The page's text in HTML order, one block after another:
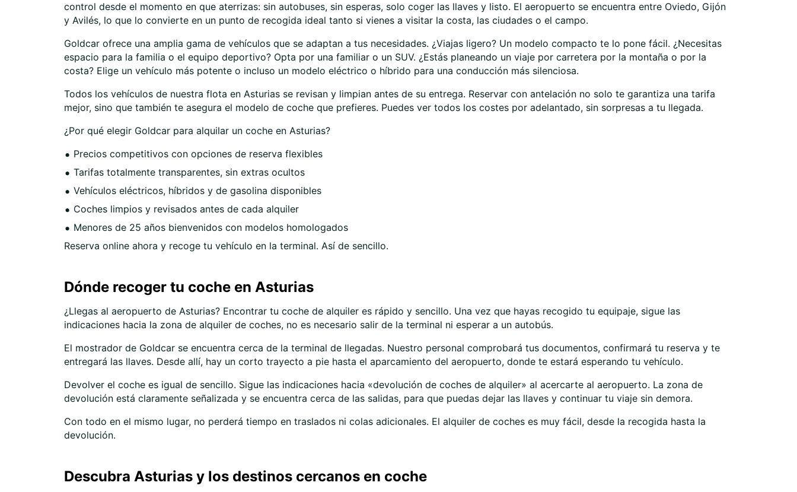
control desde el momento en que aterrizas: sin autobuses, sin esperas, solo coger las llaves y listo. El aeropuerto se encuentra entre Oviedo, Gijón
y Avilés, lo que lo convierte en un punto de recogida ideal tanto si vienes a visitar la costa, las ciudades o el campo.
Goldcar ofrece una amplia gama de vehículos que se adaptan a tus necesidades. ¿Viajas ligero? Un modelo compacto te lo pone fácil. ¿Necesitas
espacio para la familia o el equipo deportivo? Opta por una familiar o un SUV. ¿Estás planeando un viaje por carretera por la montaña o por la
costa? Elige un vehículo más potente o incluso un modelo eléctrico o híbrido para una conducción más silenciosa.
Todos los vehículos de nuestra flota en Asturias se revisan y limpian antes de su entrega. Reservar con antelación no solo te garantiza una tarifa
mejor, sino que también te asegura el modelo de coche que prefieres. Puedes ver todos los costes por adelantado, sin sorpresas a tu llegada.
¿Por qué elegir Goldcar para alquilar un coche en Asturias?
Precios competitivos con opciones de reserva flexibles
Tarifas totalmente transparentes, sin extras ocultos
Vehículos eléctricos, híbridos y de gasolina disponibles
Coches limpios y revisados antes de cada alquiler
Menores de 25 años bienvenidos con modelos homologados
Reserva online ahora y recoge tu vehículo en la terminal. Así de sencillo.
Dónde recoger tu coche en Asturias
¿Llegas al aeropuerto de Asturias? Encontrar tu coche de alquiler es rápido y sencillo. Una vez que hayas recogido tu equipaje, sigue las
indicaciones hacia la zona de alquiler de coches, no es necesario salir de la terminal ni esperar a un autobús.
El mostrador de Goldcar se encuentra cerca de la terminal de llegadas. Nuestro personal comprobará tus documentos, confirmará tu reserva y te
entregará las llaves. Desde allí, hay un corto trayecto a pie hasta el aparcamiento del aeropuerto, donde te estará esperando tu vehículo.
Devolver el coche es igual de sencillo. Sigue las indicaciones hacia «devolución de coches de alquiler» al acercarte al aeropuerto. La zona de
devolución está claramente señalizada y se encuentra cerca de las salidas, para que puedas dejar las llaves y continuar tu viaje sin demora.
Con todo en el mismo lugar, no perderá tiempo en traslados ni colas adicionales. El alquiler de coches es muy fácil, desde la recogida hasta la
devolución.
Descubra Asturias y los destinos cercanos en coche